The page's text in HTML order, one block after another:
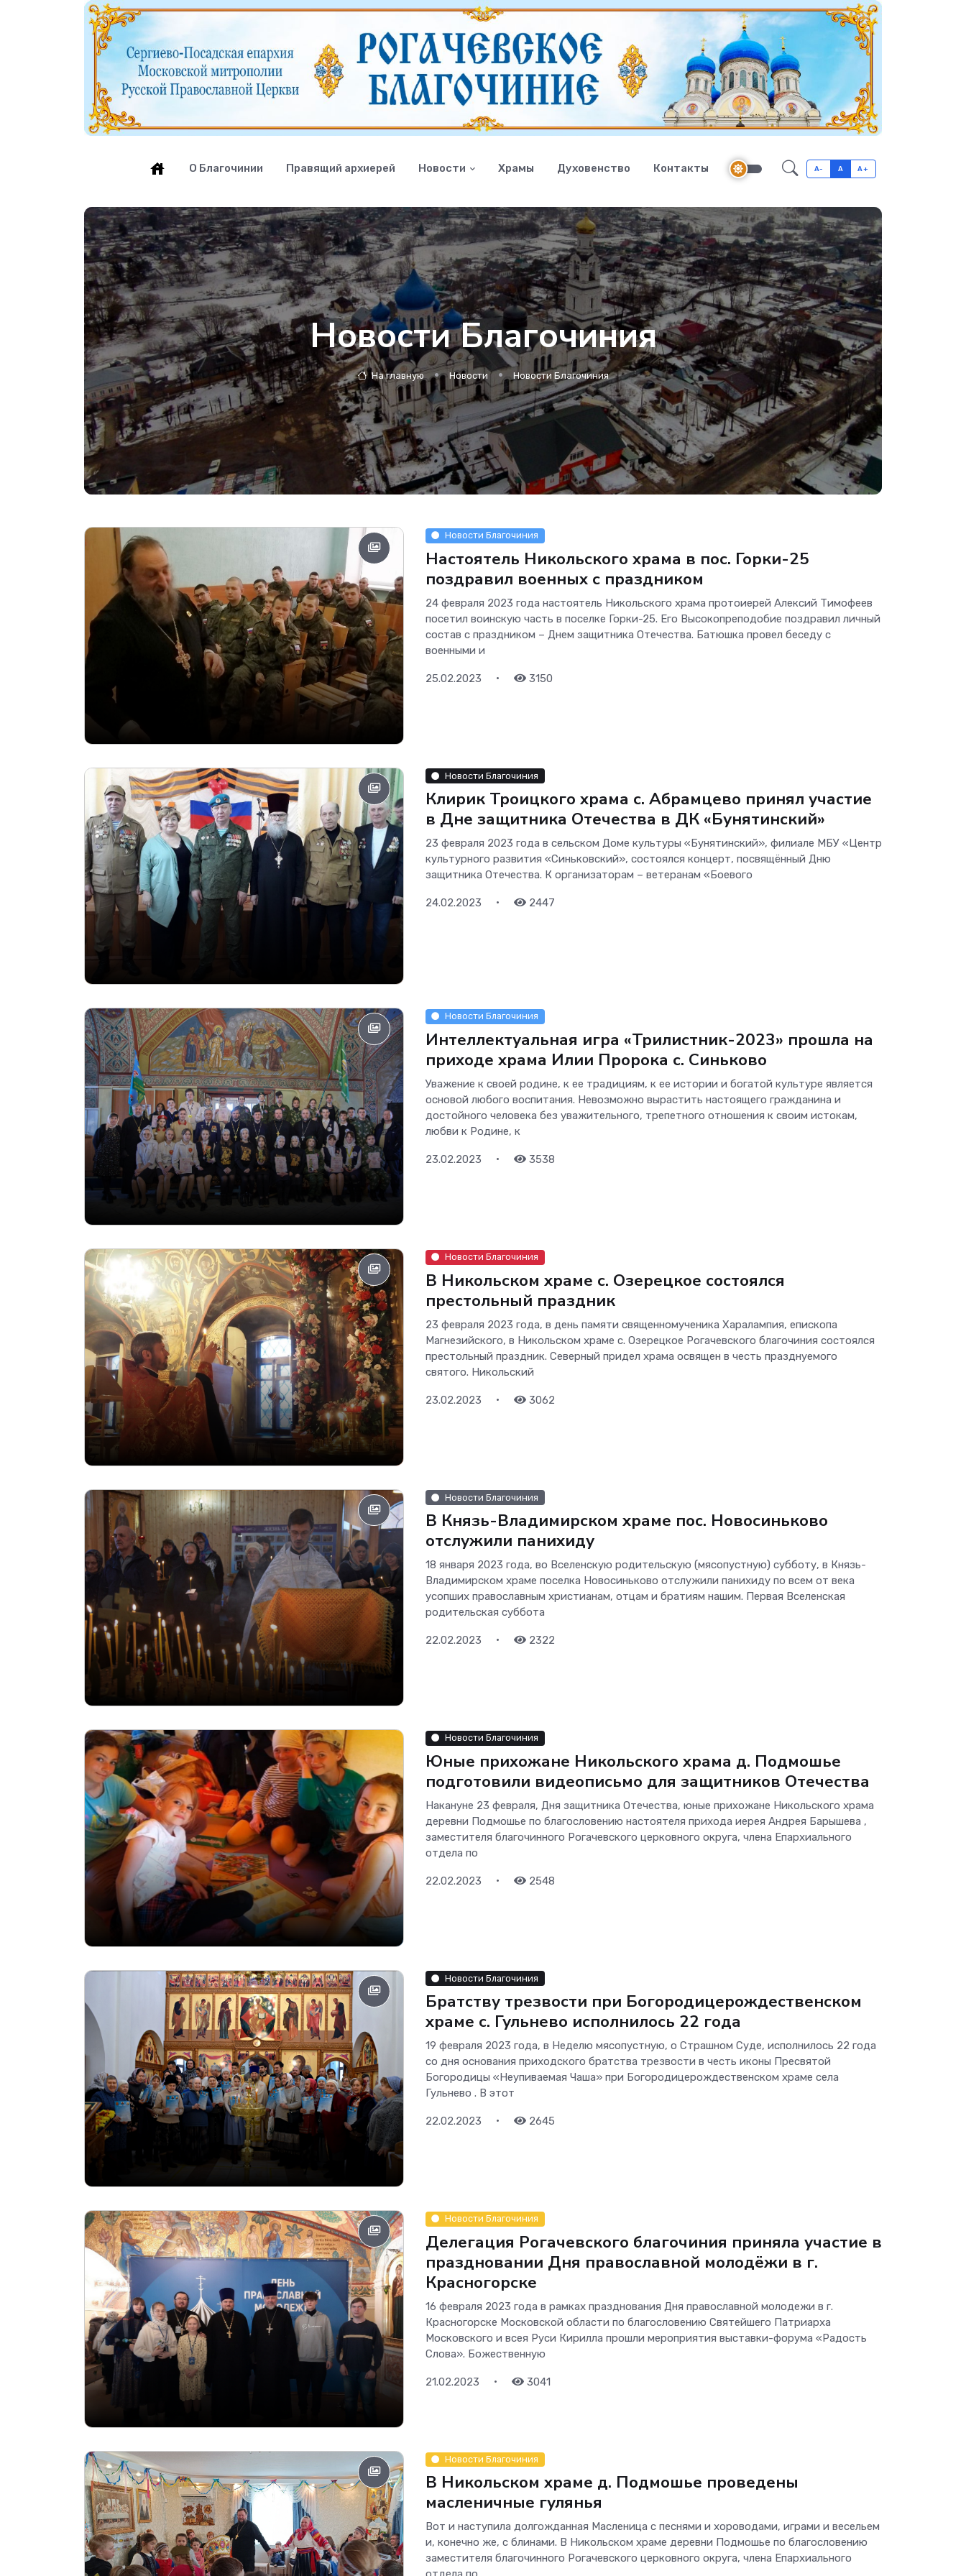
О Благочинии Правящий архиерей Новости Храмы Духовенство Контакты A- A A+
Новости Благочиния
На главную Новости Новости Благочиния
Новости Благочиния
Настоятель Никольского храма в пос. Горки-25
поздравил военных с праздником
24 февраля 2023 года настоятель Никольского храма протоиерей Алексий Тимофеев
посетил воинскую часть в поселке Горки-25. Его Высокопреподобие поздравил личный
состав с праздником – Днем защитника Отечества. Батюшка провел беседу с
военными и
25.02.2023 • 3150
Новости Благочиния
Клирик Троицкого храма с. Абрамцево принял участие
в Дне защитника Отечества в ДК «Бунятинский»
23 февраля 2023 года в сельском Доме культуры «Бунятинский», филиале МБУ «Центр
культурного развития «Синьковский», состоялся концерт, посвящённый Дню
защитника Отечества. К организаторам – ветеранам «Боевого
24.02.2023 • 2447
Новости Благочиния
Интеллектуальная игра «Трилистник-2023» прошла на
приходе храма Илии Пророка с. Синьково
Уважение к своей родине, к ее традициям, к ее истории и богатой культуре является
основой любого воспитания. Невозможно вырастить настоящего гражданина и
достойного человека без уважительного, трепетного отношения к своим истокам,
любви к Родине, к
23.02.2023 • 3538
Новости Благочиния
В Никольском храме с. Озерецкое состоялся
престольный праздник
23 февраля 2023 года, в день памяти священномученика Харалампия, епископа
Магнезийского, в Никольском храме с. Озерецкое Рогачевского благочиния состоялся
престольный праздник. Северный придел храма освящен в честь празднуемого
святого. Никольский
23.02.2023 • 3062
Новости Благочиния
В Князь-Владимирском храме пос. Новосиньково
отслужили панихиду
18 января 2023 года, во Вселенскую родительскую (мясопустную) субботу, в Князь-
Владимирском храме поселка Новосиньково отслужили панихиду по всем от века
усопших православным христианам, отцам и братиям нашим. Первая Вселенская
родительская суббота
22.02.2023 • 2322
Новости Благочиния
Юные прихожане Никольского храма д. Подмошье
подготовили видеописьмо для защитников Отечества
Накануне 23 февраля, Дня защитника Отечества, юные прихожане Никольского храма
деревни Подмошье по благословению настоятеля прихода иерея Андрея Барышева ,
заместителя благочинного Рогачевского церковного округа, члена Епархиального
отдела по
22.02.2023 • 2548
Новости Благочиния
Братству трезвости при Богородицерождественском
храме с. Гульнево исполнилось 22 года
19 февраля 2023 года, в Неделю мясопустную, о Страшном Суде, исполнилось 22 года
со дня основания приходского братства трезвости в честь иконы Пресвятой
Богородицы «Неупиваемая Чаша» при Богородицерождественском храме села
Гульнево . В этот
22.02.2023 • 2645
Новости Благочиния
Делегация Рогачевского благочиния приняла участие в
праздновании Дня православной молодёжи в г.
Красногорске
16 февраля 2023 года в рамках празднования Дня православной молодежи в г.
Красногорске Московской области по благословению Святейшего Патриарха
Московского и всея Руси Кирилла прошли мероприятия выставки-форума «Радость
Слова». Божественную
21.02.2023 • 3041
Новости Благочиния
В Никольском храме д. Подмошье проведены
масленичные гулянья
Вот и наступила долгожданная Масленица с песнями и хороводами, играми и весельем
и, конечно же, с блинами. В Никольском храме деревни Подмошье по благословению
заместителя благочинного Рогачевского церковного округа, члена Епархиального